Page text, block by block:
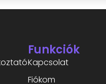
Funkciók
Kapcsolat
Fiókom